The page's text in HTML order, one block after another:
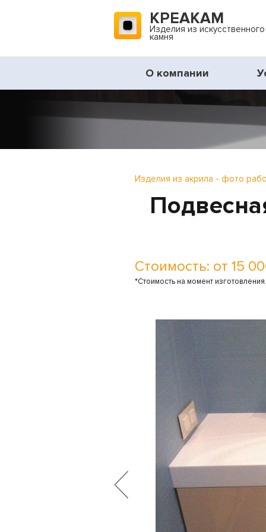
КРЕАКАМ
Изделия из искусственного
камня
О компании
Изделия из акрила - фото
Стоимость: от 15
*Стоимость на момент